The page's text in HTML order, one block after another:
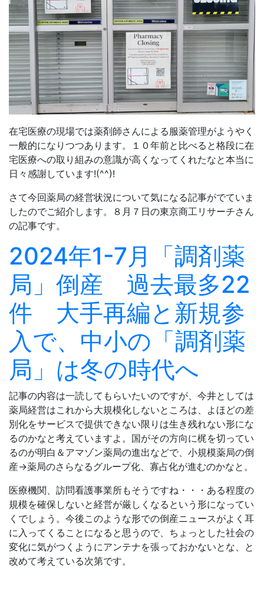
在宅医療の現場では薬剤師さんによる服薬管理がようやく
一般的になりつつあります。１０年前と比べると格段に在
宅医療への取り組みの意識が高くなってくれたなと本当に
日々感謝しています!(^^)!
さて今回薬局の経営状況について気になる記事がでていま
したのでご紹介します。８月７日の東京商工リサーチさん
の記事です。
2024年1-7月「調剤薬
局」倒産 過去最多22
件 大手再編と新規参
入で、中小の「調剤薬
局」は冬の時代へ
記事の内容は一読してもらいたいのですが、今井としては
薬局経営はこれから大規模化しないところは、よほどの差
別化をサービスで提供できない限りは生き残れない形にな
るのかなと考えていますよ。国がその方向に梶を切ってい
るのが明白＆アマゾン薬局の進出などで、小規模薬局の倒
産→薬局のさらなるグループ化、寡占化が進むのかなと。
医療機関、訪問看護事業所もそうですね・・・ある程度の
規模を確保しないと経営が厳しくなるという形になってい
くでしょう。今後このような形での倒産ニュースがよく耳
に入ってくることになると思うので、ちょっとした社会の
変化に気がつくようにアンテナを張っておかないとな、と
改めて考えている次第です。